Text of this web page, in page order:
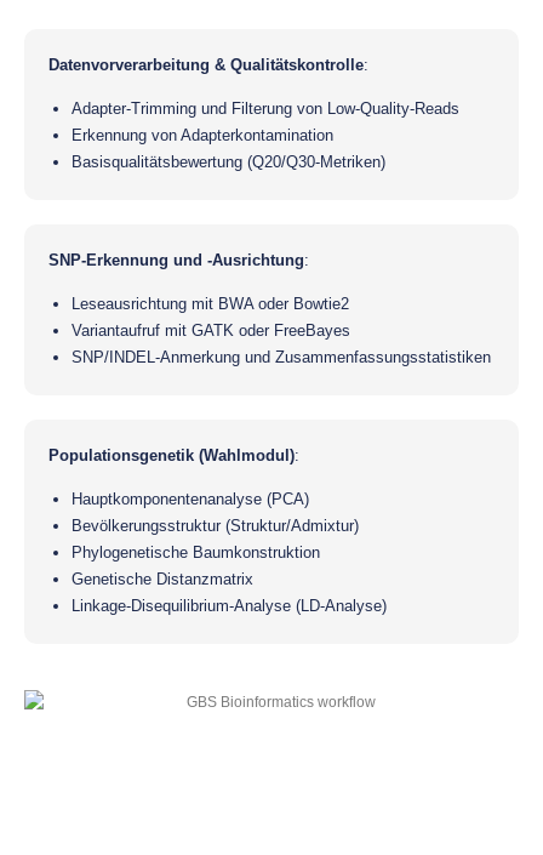
Datenvorverarbeitung & Qualitätskontrolle:
Adapter-Trimming und Filterung von Low-Quality-Reads
Erkennung von Adapterkontamination
Basisqualitätsbewertung (Q20/Q30-Metriken)
SNP-Erkennung und -Ausrichtung:
Leseausrichtung mit BWA oder Bowtie2
Variantaufruf mit GATK oder FreeBayes
SNP/INDEL-Anmerkung und Zusammenfassungsstatistiken
Populationsgenetik (Wahlmodul):
Hauptkomponentenanalyse (PCA)
Bevölkerungsstruktur (Struktur/Admixtur)
Phylogenetische Baumkonstruktion
Genetische Distanzmatrix
Linkage-Disequilibrium-Analyse (LD-Analyse)